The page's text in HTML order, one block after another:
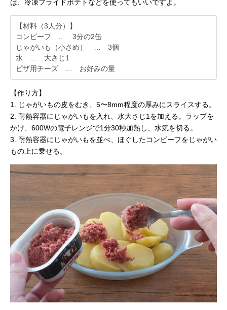
は、冷凍フライドポテトなどを使ってもいいですよ。
【材料（3人分）】
コンビーフ … 3分の2缶
じゃがいも（小さめ） … 3個
水 … 大さじ1
ピザ用チーズ … お好みの量
【作り方】
1. じゃがいもの皮をむき、5〜8mm程度の厚みにスライスする。
2. 耐熱容器にじゃがいもを入れ、水大さじ1を加える。ラップを
かけ、600Wの電子レンジで1分30秒加熱し、水気を切る。
3. 耐熱容器にじゃがいもを並べ、ほぐしたコンビーフをじゃがい
もの上に乗せる。